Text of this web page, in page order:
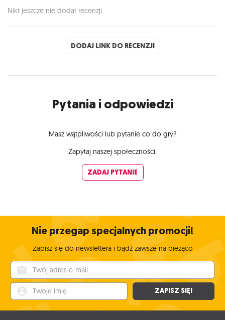
Nikt jeszcze nie dodał recenzji.
DODAJ LINK DO RECENZJI
Pytania i odpowiedzi
Masz wątpliwości lub pytanie co do gry?
Zapytaj naszej społeczności.
ZADAJ PYTANIE
Nie przegap specjalnych promocji!
Zapisz się do newslettera i bądź zawsze na bieżąco
ZAPISZ SIĘ!